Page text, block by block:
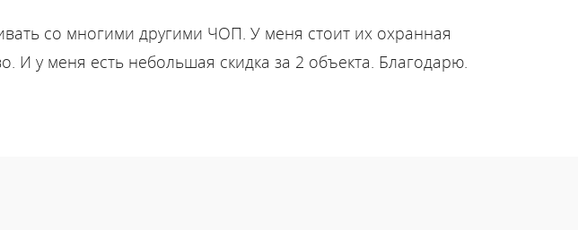
со многими другими ЧОП. У меня стоит их охранная
И у меня есть небольшая скидка за 2 объекта. Благодарю.